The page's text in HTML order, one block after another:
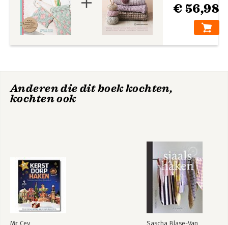
€ 56,98
Anderen die dit boek kochten,
kochten ook
Mr Cey Sascha Blase-Van